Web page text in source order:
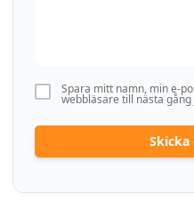
Spara mitt namn, min e-
webbläsare till nästa